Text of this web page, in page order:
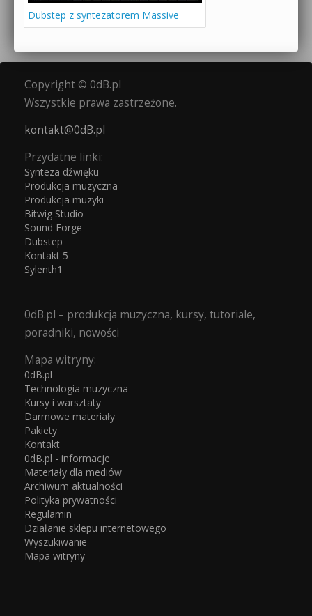
Dubstep z syntezatorem Massive
Copyright © 0dB.pl
Wszystkie prawa zastrzeżone.
kontakt@0dB.pl
Przydatne linki:
Synteza dźwięku
Produkcja muzyczna
Produkcja muzyki
Bitwig Studio
Sound Forge
Dubstep
Kontakt 5
Sylenth1
0dB.pl – produkcja muzyczna, kursy, tutoriale,
poradniki, nowości
Mapa witryny:
0dB.pl
Technologia muzyczna
Kursy i warsztaty
Darmowe materiały
Pakiety
Kontakt
0dB.pl - informacje
Materiały dla mediów
Archiwum aktualności
Polityka prywatności
Regulamin
Działanie sklepu internetowego
Wyszukiwanie
Mapa witryny